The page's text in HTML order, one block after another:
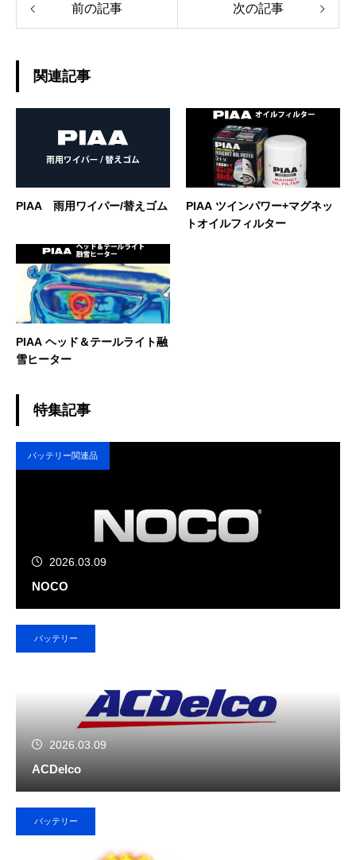
前の記事 次の記事
関連記事
PIAA 雨用ワイパー/替えゴム
PIAA ツインパワー+マグネッ
トオイルフィルター
PIAA ヘッド＆テールライト融
雪ヒーター
特集記事
バッテリー関連品
2026.03.09
NOCO
バッテリー
2026.03.09
ACDelco
バッテリー